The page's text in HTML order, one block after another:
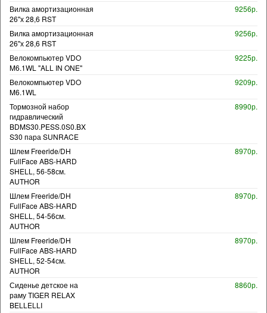
Вилка амортизационная
26"х 28,6 RST
9256р.
Вилка амортизационная
26"х 28,6 RST
9256р.
Велокомпьютер VDO
M6.1WL "ALL IN ONE"
9225р.
Велокомпьютер VDO
M6.1WL
9209р.
Тормозной набор
гидравлический
BDMS30.PESS.0S0.BX
S30 пара SUNRACE
8990р.
Шлем Freeride/DH
FullFace ABS-HARD
SHELL, 56-58см.
AUTHOR
8970р.
Шлем Freeride/DH
FullFace ABS-HARD
SHELL, 54-56см.
AUTHOR
8970р.
Шлем Freeride/DH
FullFace ABS-HARD
SHELL, 52-54см.
AUTHOR
8970р.
Сиденье детское на
раму TIGER RELAX
BELLELLI
8860р.